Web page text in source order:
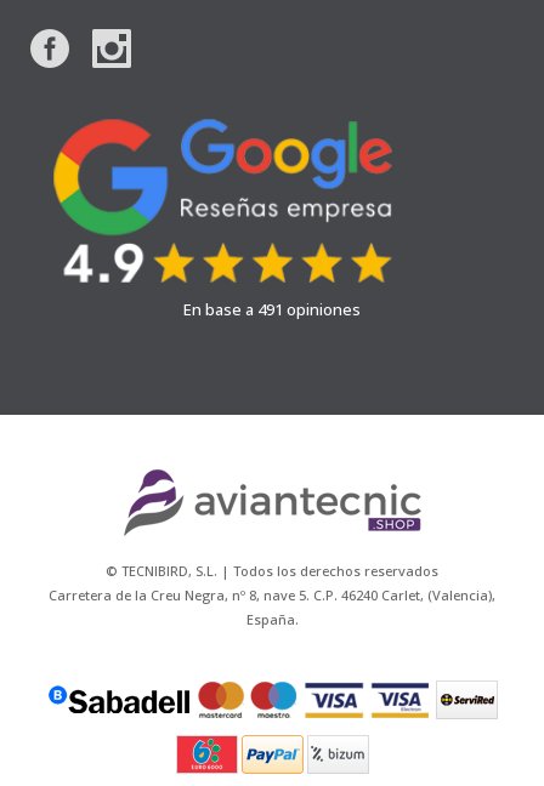
En base a 491 opiniones
© TECNIBIRD, S.L. | Todos los derechos reservados
Carretera de la Creu Negra, nº 8, nave 5. C.P. 46240 Carlet, (Valencia),
España.